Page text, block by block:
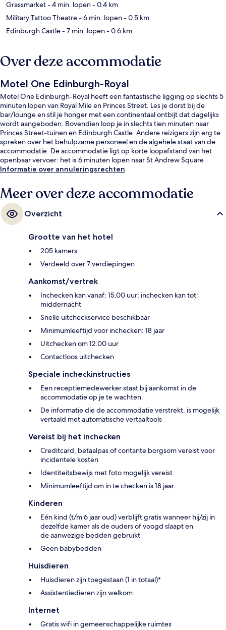
Grassmarket- 4 min. lopen- 0.4 km
Military Tattoo Theatre- 6 min. lopen- 0.5 km
Edinburgh Castle- 7 min. lopen- 0.6 km
Over deze accommodatie
Motel One Edinburgh-Royal
Motel One Edinburgh-Royal heeft een fantastische ligging op slechts 5
minuten lopen van Royal Mile en Princes Street. Les je dorst bij de
bar/lounge en stil je honger met een continentaal ontbijt dat dagelijks
wordt aangeboden. Bovendien loop je in slechts tien minuten naar
Princes Street-tuinen en Edinburgh Castle. Andere reizigers zijn erg te
spreken over het behulpzame personeel en de algehele staat van de
accommodatie. De accommodatie ligt op korte loopafstand van het
openbaar vervoer: het is 6 minuten lopen naar St Andrew Square
Tramhalte en 8 minuten naar Princes Street Tramhalte.
Informatie over annuleringsrechten
Meer over deze accommodatie
Overzicht
Grootte van het hotel
205 kamers
Verdeeld over 7 verdiepingen
Aankomst/vertrek
Inchecken kan vanaf: 15.00 uur; inchecken kan tot:
middernacht
Snelle uitcheckservice beschikbaar
Minimumleeftijd voor inchecken: 18 jaar
Uitchecken om 12.00 uur
Contactloos uitchecken
Speciale incheckinstructies
Een receptiemedewerker staat bij aankomst in de
accommodatie op je te wachten.
De informatie die de accommodatie verstrekt, is mogelijk
vertaald met automatische vertaaltools
Vereist bij het inchecken
Creditcard, betaalpas of contante borgsom vereist voor
incidentele kosten
Identiteitsbewijs met foto mogelijk vereist
Minimumleeftijd om in te checken is 18 jaar
Kinderen
Eén kind (t/m 6 jaar oud) verblijft gratis wanneer hij/zij in
dezelfde kamer als de ouders of voogd slaapt en
de aanwezige bedden gebruikt
Geen babybedden
Huisdieren
Huisdieren zijn toegestaan (1 in totaal)*
Assistentiedieren zijn welkom
Internet
Gratis wifi in gemeenschappelijke ruimtes